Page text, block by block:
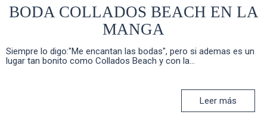
BODA COLLADOS BEACH EN LA
MANGA
Siempre lo digo:"Me encantan las bodas", pero si ademas es un
lugar tan bonito como Collados Beach y con la...
Leer más